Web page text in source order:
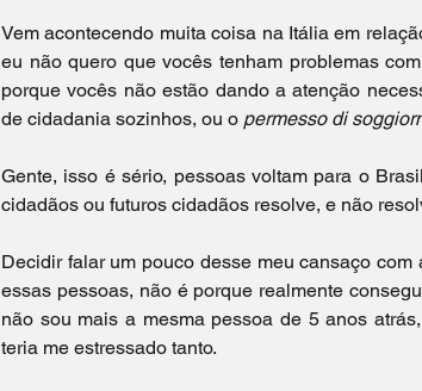
Vem acontecendo muita coisa na Itália em
eu não quero que vocês tenham problemas
porque vocês não estão dando a atenção
de cidadania sozinhos, ou o permesso di
Gente, isso é sério, pessoas voltam para o
cidadãos ou futuros cidadãos resolve, e não
Decidir falar um pouco desse meu cansaço
essas pessoas, não é porque realmente
não sou mais a mesma pessoa de 5 anos
teria me estressado tanto.